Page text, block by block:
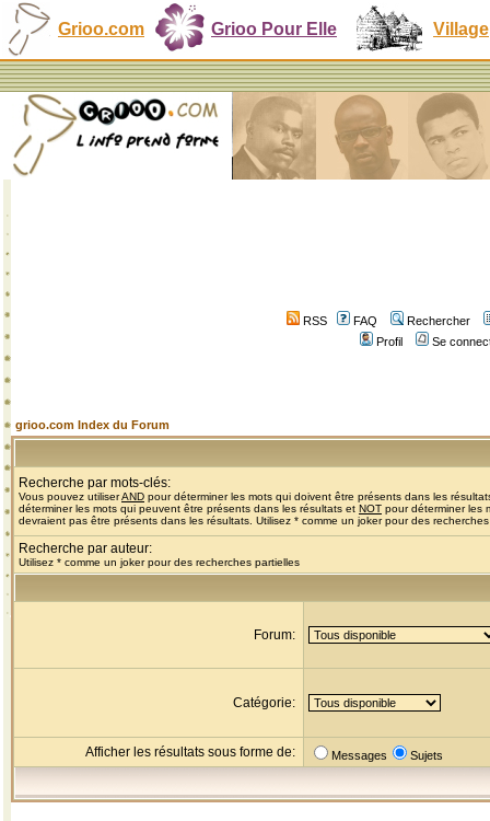
Grioo.com Grioo Pour Elle Village
RSS FAQ
Rechercher
Profil
Se
grioo.com Index du Forum
Recherche par mots-clés:
Vous pouvez utiliserAND pour déterminer les mots qui doivent être présents dans les
déterminer les mots qui peuvent être présents dans les résultats et NOT pour déterminer les
devraient pas être présents dans les résultats. Utilisez * comme un joker pour des
Recherche par auteur:
Utilisez * comme un joker pour des recherches partielles
Forum:
Catégorie:
Afficher les résultats sous forme de: Messages Sujets